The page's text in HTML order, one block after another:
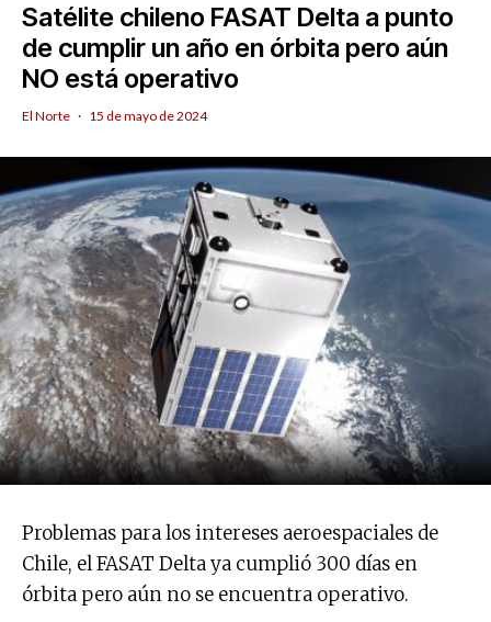
Satélite chileno FASAT Delta a punto
de cumplir un año en órbita pero aún
NO está operativo
El Norte · 15 de mayo de 2024
Problemas para los intereses aeroespaciales de
Chile, el FASAT Delta ya cumplió 300 días en
órbita pero aún no se encuentra operativo.